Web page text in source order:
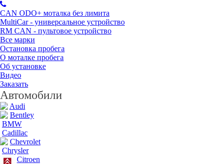
CAN ODO+ моталка без лимита
MultiCar - универсальное устройство
RM CAN - пультовое устройство
Все марки
Остановка пробега
О моталке пробега
Об установке
Видео
Заказать
Автомобили
Audi
Bentley
BMW
Cadillac
Chevrolet
Chrysler
Citroen